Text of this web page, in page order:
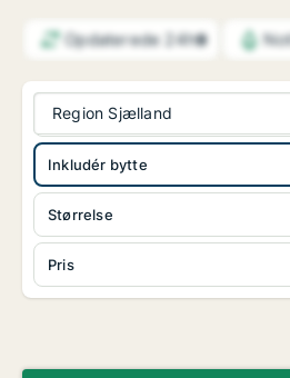
Opdaterede 24h9
Region Sjælland
Størrelse
Pris
Inkludér bytte